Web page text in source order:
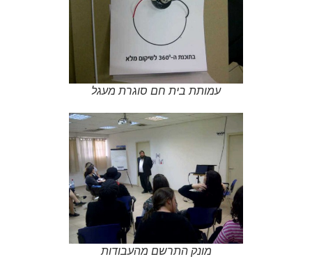
עמותת בית חם סוגרת מעגל
מונק התרשם מהעבודות